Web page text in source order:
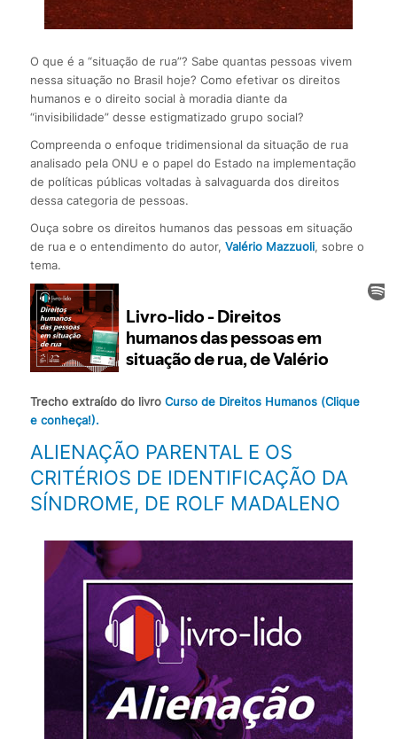
O que é a “situação de rua”? Sabe quantas pessoas vivem
nessa situação no Brasil hoje? Como efetivar os direitos
humanos e o direito social à moradia diante da
“invisibilidade” desse estigmatizado grupo social?
Compreenda o enfoque tridimensional da situação de rua
analisado pela ONU e o papel do Estado na implementação
de políticas públicas voltadas à salvaguarda dos direitos
dessa categoria de pessoas.
Ouça sobre os direitos humanos das pessoas em situação
de rua e o entendimento do autor, Valério Mazzuoli, sobre o
tema.
Trecho extraído do livro Curso de Direitos Humanos (Clique
e conheça!).
ALIENAÇÃO PARENTAL E OS
CRITÉRIOS DE IDENTIFICAÇÃO DA
SÍNDROME, DE ROLF MADALENO